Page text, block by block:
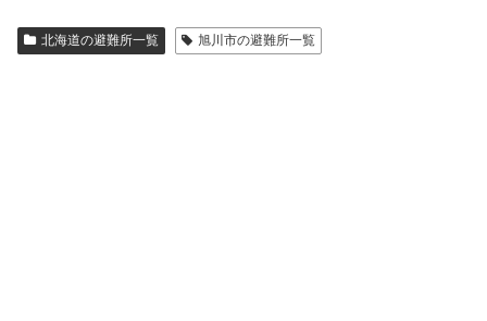
北海道の避難所一覧 旭川市の避難所一覧